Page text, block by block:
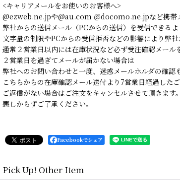
<キャリアメールをお使いのお客様へ>
@ezweb.ne.jpや@au.com ＠docomo.ne.jpなど携帯
弊社からの送信メール（PCからの送信）を受信できるよ
文字量の制限やPCからの受信拒否などの影響により弊
通常２営業日以内には在庫状況など必ず受注確認メール
２営業日を過ぎてメールが届かない場合は
弊社へのお問い合わせと一度、迷惑メールホルダの確認
こちらからの在庫確認メール送付より7営業日経過した
ご返信がない場合はご注文をキャンセルさせて頂きます。
悪しからずご了承ください。
Facebookでシェア
Pick Up! Other Item